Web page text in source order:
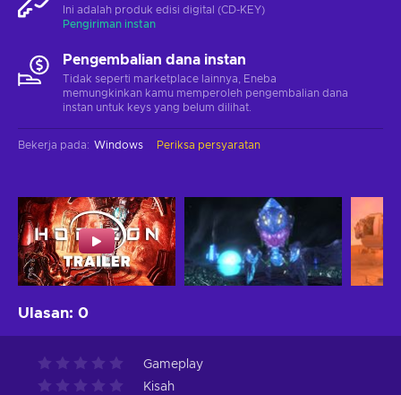
Ini adalah produk edisi digital (CD-KEY)
Pengiriman instan
Pengembalian dana instan
Tidak seperti marketplace lainnya, Eneba
memungkinkan kamu memperoleh pengembalian dana
instan untuk keys yang belum dilihat.
Bekerja pada: Windows Periksa persyaratan
Ulasan: 0
Gameplay
Kisah